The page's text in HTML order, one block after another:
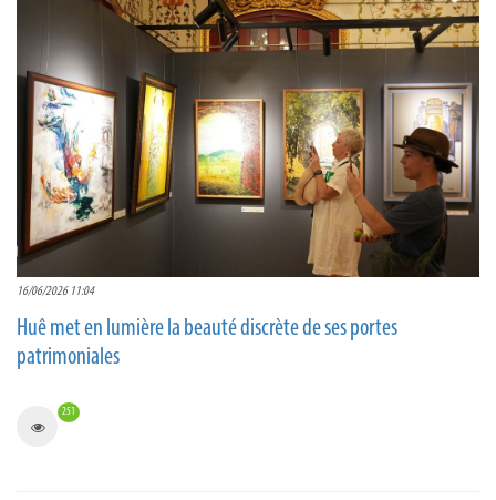
16/06/2026 11:04
Huê met en lumière la beauté discrète de ses portes
patrimoniales
251